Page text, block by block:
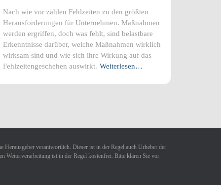
Nach wie vor zählen Fehlzeiten zu den größten
Herausforderungen für Unternehmen. Maßnahmen
werden ergriffen, doch was fehlt, sind belastbare
Erkenntnisse darüber, welche Maßnahmen wirklich
wirksam sind und wie sich ihre Wirkung auf das
Fehlzeitengeschehen auswirkt. Weiterlesen…
Herausgeber verantwortlich. Dieser ist in der Regel auch Urheber der
Weiterverarbeitung ist in der Regel kostenfrei. Bitte klären Sie vor